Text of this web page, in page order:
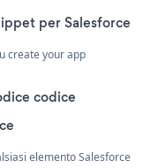
per Salesforce
create your app
codice
elemento Salesforce